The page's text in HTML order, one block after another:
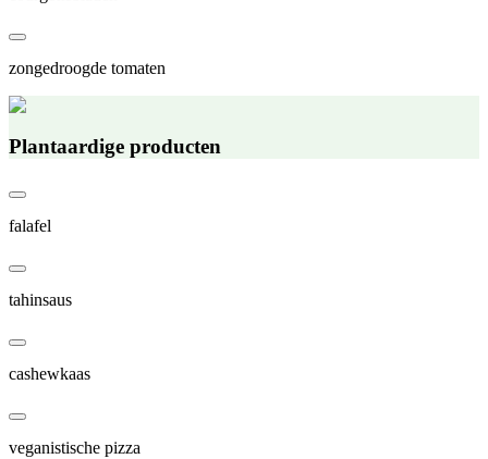
zongedroogde tomaten
Plantaardige producten
falafel
tahinsaus
cashewkaas
veganistische pizza